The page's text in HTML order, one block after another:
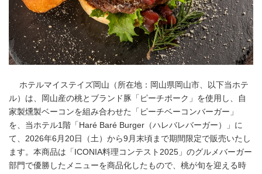
ホテルマイステイズ岡山（所在地：岡山県岡山市、以下当ホテ
ル）は、岡山産の桃とブランド豚「ピーチポーク」を使用し、自
家製燻製ベーコンを組み合わせた「ピーチベーコンバーガー」
を、当ホテル1階「Haré Baré Burger（ハレバレバーガー）」に
て、2026年6月20日（土）から9月末頃まで期間限定で販売いたし
ます。本商品は「ICONIA料理コンテスト2025」のグルメバーガー
部門で優勝したメニューを商品化したもので、桃が旬を迎える時